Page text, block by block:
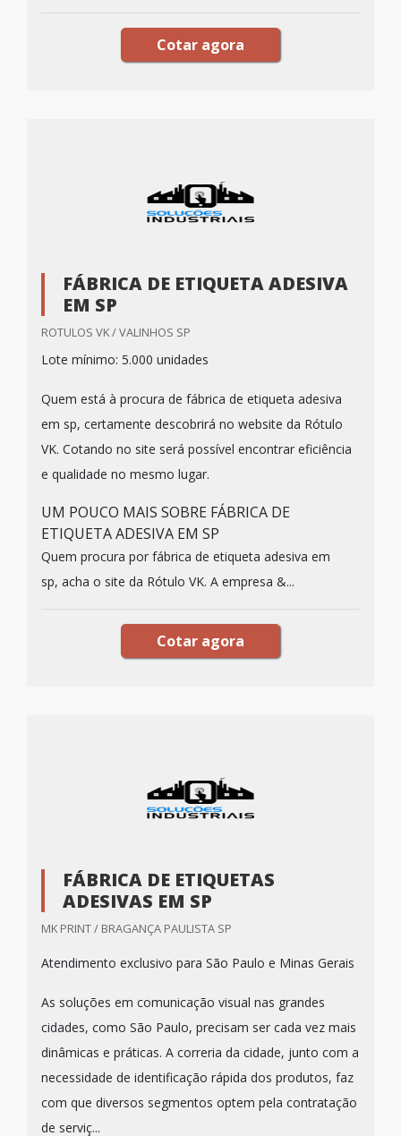
Cotar agora
FÁBRICA DE ETIQUETA ADESIVA
EM SP
ROTULOS VK / VALINHOS SP
Lote mínimo: 5.000 unidades
Quem está à procura de fábrica de etiqueta adesiva
em sp, certamente descobrirá no website da Rótulo
VK. Cotando no site será possível encontrar eficiência
e qualidade no mesmo lugar.
UM POUCO MAIS SOBRE FÁBRICA DE
ETIQUETA ADESIVA EM SP
Quem procura por fábrica de etiqueta adesiva em
sp, acha o site da Rótulo VK. A empresa &...
Cotar agora
FÁBRICA DE ETIQUETAS
ADESIVAS EM SP
MK PRINT / BRAGANÇA PAULISTA SP
Atendimento exclusivo para São Paulo e Minas Gerais
As soluções em comunicação visual nas grandes
cidades, como São Paulo, precisam ser cada vez mais
dinâmicas e práticas. A correria da cidade, junto com a
necessidade de identificação rápida dos produtos, faz
com que diversos segmentos optem pela contratação
de serviç...